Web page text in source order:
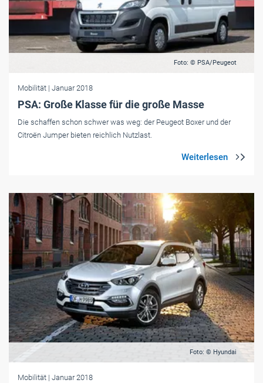
Foto: © PSA/Peugeot
Mobilität | Januar 2018
PSA: Große Klasse für die große Masse
Die schaffen schon schwer was weg: der Peugeot Boxer und der
Citroën Jumper bieten reichlich Nutzlast.
Foto: © Hyundai
Mobilität | Januar 2018